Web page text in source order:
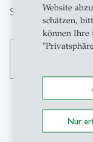
Website
schätzen,
können Ihre
Nur
Suche